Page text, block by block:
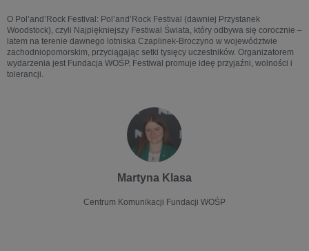
O Pol’and’Rock Festival: Pol’and’Rock Festival (dawniej Przystanek
Woodstock), czyli Najpiękniejszy Festiwal Świata, który odbywa się corocznie –
latem na terenie dawnego lotniska Czaplinek-Broczyno w województwie
zachodniopomorskim, przyciągając setki tysięcy uczestników. Organizatorem
wydarzenia jest Fundacja WOŚP. Festiwal promuje ideę przyjaźni, wolności i
tolerancji.
Martyna Klasa
Centrum Komunikacji Fundacji WOŚP